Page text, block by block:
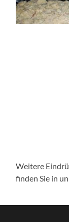
Weitere
finden Sie in